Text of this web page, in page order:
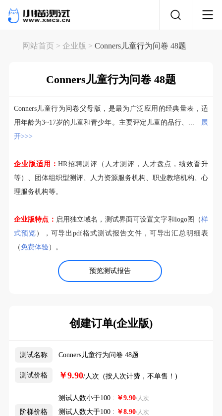
网站首页 > 企业版 > Conners儿童行为问卷 48题
Conners儿童行为问卷 48题
预览测试报告
Conners儿童行为问卷父母版，是最为广泛应用的经典量表，适
用年龄为3~17岁的儿童和青少年。主要评定儿童的品行、...
展
开>>>
企业版适用：HR招聘测评（人才测评，人才盘点，绩效晋升
等）、团体组织型测评、人力资源服务机构、职业教培机构、心
理服务机构等。
企业版特点： 启用独立域名，测试界面可设置文字和logo图（样
式预览 ），可导出pdf格式测试报告文件，可导出汇总明细表
（免费体验）。
创建订单(企业版)
测试名称 Conners儿童行为问卷 48题
测试价格 ￥9.90/人次 (按人次计费，不单售！)
阶梯价格
测试人数小于100 : ￥9.90/人次
测试人数大于100 : ￥8.90/人次